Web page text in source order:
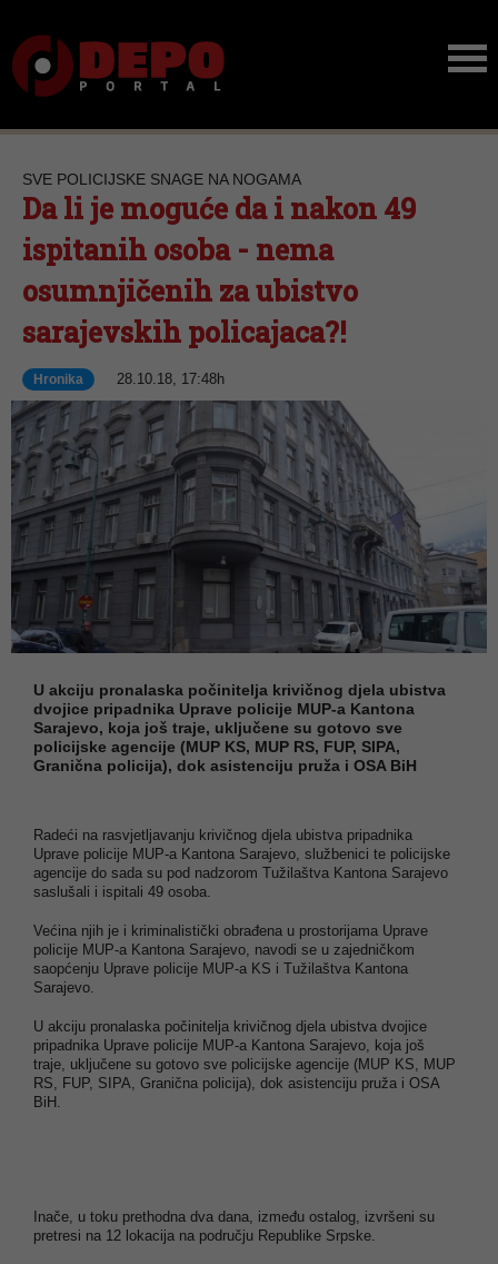
SVE POLICIJSKE SNAGE NA NOGAMA
Da li je moguće da i nakon 49
ispitanih osoba - nema
osumnjičenih za ubistvo
sarajevskih policajaca?!
Hronika 28.10.18, 17:48h
U akciju pronalaska počinitelja krivičnog djela ubistva
dvojice pripadnika Uprave policije MUP-a Kantona
Sarajevo, koja još traje, uključene su gotovo sve
policijske agencije (MUP KS, MUP RS, FUP, SIPA,
Granična policija), dok asistenciju pruža i OSA BiH
Radeći na rasvjetljavanju krivičnog djela ubistva pripadnika
Uprave policije MUP-a Kantona Sarajevo, službenici te policijske
agencije do sada su pod nadzorom Tužilaštva Kantona Sarajevo
saslušali i ispitali 49 osoba.
Većina njih je i kriminalistički obrađena u prostorijama Uprave
policije MUP-a Kantona Sarajevo, navodi se u zajedničkom
saopćenju Uprave policije MUP-a KS i Tužilaštva Kantona
Sarajevo.
U akciju pronalaska počinitelja krivičnog djela ubistva dvojice
pripadnika Uprave policije MUP-a Kantona Sarajevo, koja još
traje, uključene su gotovo sve policijske agencije (MUP KS, MUP
RS, FUP, SIPA, Granična policija), dok asistenciju pruža i OSA
BiH.
Inače, u toku prethodna dva dana, između ostalog, izvršeni su
pretresi na 12 lokacija na području Republike Srpske.